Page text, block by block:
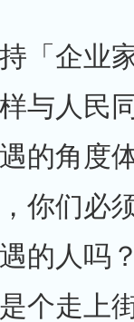
「企业
与人民
的角度
你们必
的人吗
个走上